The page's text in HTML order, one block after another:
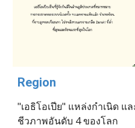
Region
"เอธิโอเปีย" แหล่งกำเนิด
ชีวภาพอันดับ 4 ของโลก